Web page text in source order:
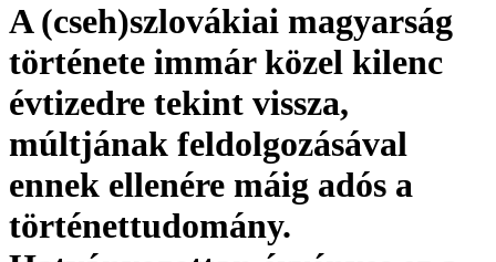
A (cseh)szlovákiai magyarság
története immár közel kilenc
évtizedre tekint vissza,
múltjának feldolgozásával
ennek ellenére máig adós a
történettudomány.